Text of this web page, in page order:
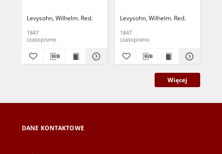
Levysohn, Wilhelm. Red.
1847
czasopismo
Levysohn, Wilhelm. Red.
1847
czasopismo
Więcej
DANE KONTAKTOWE